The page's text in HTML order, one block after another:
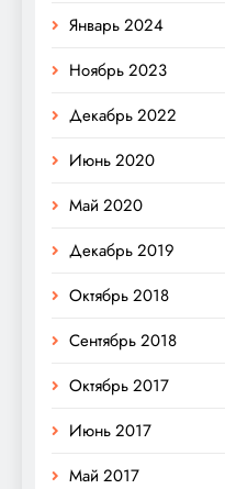
Январь 2024
Ноябрь 2023
Декабрь 2022
Июнь 2020
Май 2020
Декабрь 2019
Октябрь 2018
Сентябрь 2018
Октябрь 2017
Июнь 2017
Май 2017